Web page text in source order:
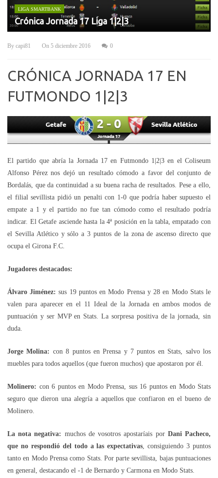
LIGA SMARTBANK
Crónica Jornada 17 Liga 1|2|3
By capi81 On 5 diciembre 2016 0
CRÓNICA JORNADA 17 EN
FUTMONDO 1|2|3
El partido que abría la Jornada 17 en Futmondo 1|2|3 en el Coliseum
Alfonso Pérez nos dejó un resultado cómodo a favor del conjunto de
Bordalás, que da continuidad a su buena racha de resultados. Pese a ello,
el filial sevillista pidió un penalti con 1-0 que podría haber supuesto el
empate a 1 y el partido no fue tan cómodo como el resultado podría
indicar. El Getafe asciende hasta la 4ª posición en la tabla, empatado con
el Sevilla Atlético y sólo a 3 puntos de la zona de ascenso directo que
ocupa el Girona F.C.
Jugadores destacados:
Álvaro Jiménez: sus 19 puntos en Modo Prensa y 28 en Modo Stats le
valen para aparecer en el 11 Ideal de la Jornada en ambos modos de
puntuación y ser MVP en Stats. La sorpresa positiva de la jornada, sin
duda.
Jorge Molina: con 8 puntos en Prensa y 7 puntos en Stats, salvo los
muebles para todos aquellos (que fueron muchos) que apostaron por él.
Molinero: con 6 puntos en Modo Prensa, sus 16 puntos en Modo Stats
seguro que dieron una alegría a aquellos que confiaron en el bueno de
Molinero.
La nota negativa: muchos de vosotros apostaríais por Dani Pacheco,
que no respondió del todo a las expectativas, consiguiendo 3 puntos
tanto en Modo Prensa como Stats. Por parte sevillista, bajas puntuaciones
en general, destacando el -1 de Bernardo y Carmona en Modo Stats.